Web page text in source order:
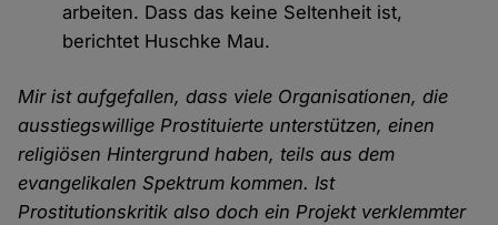
arbeiten. Dass das keine Seltenheit ist,
berichtet Huschke Mau.
Mir ist aufgefallen, dass viele Organisationen, die
ausstiegswillige Prostituierte unterstützen, einen
religiösen Hintergrund haben, teils aus dem
evangelikalen Spektrum kommen. Ist
Prostitutionskritik also doch ein Projekt verklemmter